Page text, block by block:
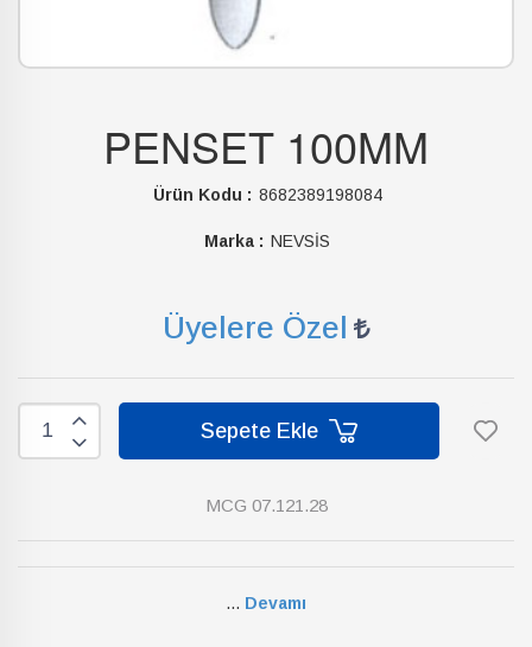
PENSET 100MM
Ürün Kodu : 8682389198084
Marka : NEVSİS
Üyelere Özel
Sepete Ekle
MCG 07.121.28
... Devamı